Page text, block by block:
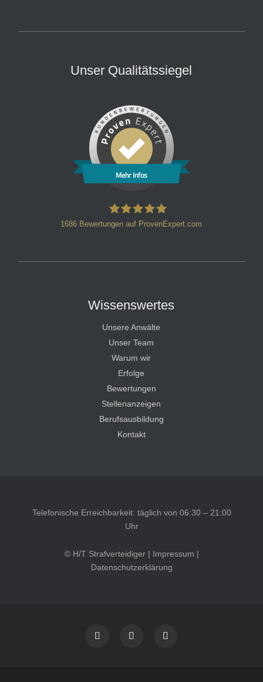
Unser Qualitätssiegel
Mehr Infos
1686 Bewertungen auf ProvenExpert.com
Wissenswertes
Unsere Anwälte
Unser Team
Warum wir
Erfolge
Bewertungen
Stellenanzeigen
Berufsausbildung
Kontakt
Telefonische Erreichbarkeit: täglich von 06:30 – 21:00
Uhr
© H/T Strafverteidiger | Impressum |
Datenschutzerklärung